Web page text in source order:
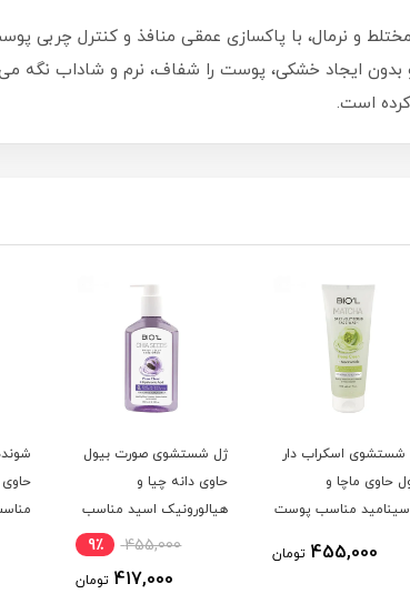
و نرمال، با پاکسازی عمقی منافذ و کنترل چربی
ایجاد خشکی، پوست را شفاف، نرم و شاداب نگه
کرده است.
شستشوی اسکراب دار
حاوی ماچا و
مناسب پوست
455,000 تومان
ژل شستشوی صورت بیول
حاوی دانه چیا و
هیالورونیک اسید مناسب
پوست معمولی تا چرب
455,000 9٪
417,000 تومان
حاوی